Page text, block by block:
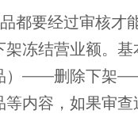
都要经过审核才
架冻结营业额
）——删除下架
等内容，如果审